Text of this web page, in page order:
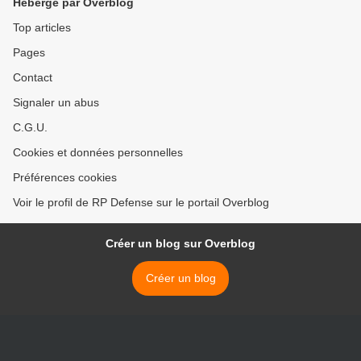
Top articles
Pages
Contact
Signaler un abus
C.G.U.
Cookies et données personnelles
Préférences cookies
Voir le profil de RP Defense sur le portail Overblog
Créer un blog sur Overblog
Créer un blog